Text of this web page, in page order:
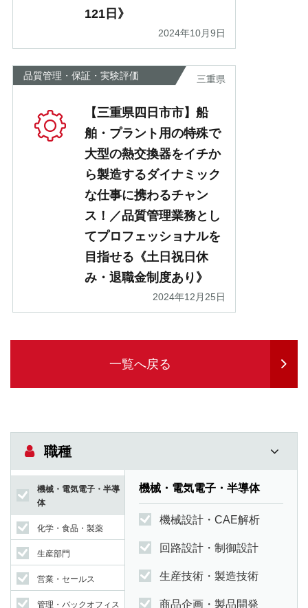
121日》
2024年10月9日
品質管理・保証・実験評価 三重県
【三重県四日市市】船
舶・プラント用の特殊で
大型の熱交換器をイチか
ら製造するダイナミック
な仕事に携わるチャン
ス！／品質管理業務とし
てプロフェッショナルを
目指せる《土日祝日休
み・退職金制度あり》
2024年12月25日
一覧へ戻る
職種
機械・電気電子・半導
体
化学・食品・製薬
生産部門
営業・セールス
管理・バックオフィス
機械・電気電子・半導体
機械設計・CAE解析
回路設計・制御設計
生産技術・製造技術
商品企画・製品開発